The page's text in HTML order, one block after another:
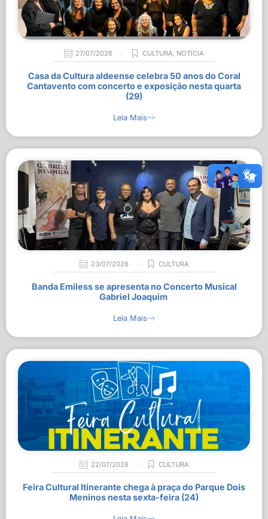
27/07/2026 CULTURA, NOTÍCIA
Casa da Cultura aldeense celebra 50 anos do Coral
Cantavento com concerto e exposição nesta quarta
(29)
Leia Mais
23/07/2026 CULTURA
Banda Emiless se apresenta no Concerto Musical
Gabriel Joaquim
Leia Mais
22/07/2026 CULTURA
Feira Cultural Itinerante chega à praça do Parque Dois
Meninos nesta sexta-feira (24)